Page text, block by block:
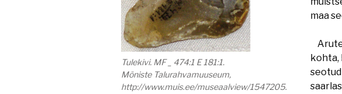
Tulekivi. MF _ 474:1 E 181:1.
Mõniste Talurahvamuuseum,
http://www.muis.ee/museaalview/1547205.
maa
kohta,